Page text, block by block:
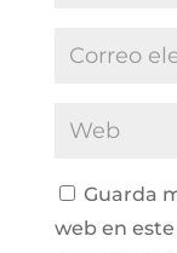
Guarda
web en